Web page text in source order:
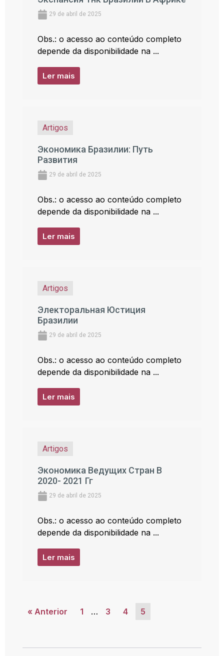
29 de abril de 2025
Obs.: o acesso ao conteúdo completo
depende da disponibilidade na ...
Ler mais
Artigos
Экономика Бразилии: Путь
Развития
29 de abril de 2025
Obs.: o acesso ao conteúdo completo
depende da disponibilidade na ...
Ler mais
Artigos
Электоральная Юстиция
Бразилии
29 de abril de 2025
Obs.: o acesso ao conteúdo completo
depende da disponibilidade na ...
Ler mais
Artigos
Экономика Ведущих Стран В
2020- 2021 Гг
29 de abril de 2025
Obs.: o acesso ao conteúdo completo
depende da disponibilidade na ...
Ler mais
« Anterior 1 … 3 4 5